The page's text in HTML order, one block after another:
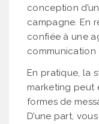
conception
campagne. En
confiée à une
communication
En pratique, la
marketing peut
formes de
D’une part,